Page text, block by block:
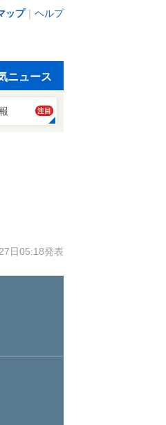
ップ｜ ヘルプ
ニュース
注目
日05:18発表